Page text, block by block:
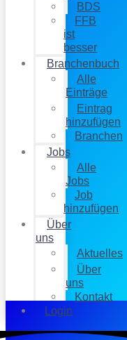
BDS
FFB
ist
besser
Branchenbuch
Alle
Einträge
Eintrag
hinzufügen
Branchen
Jobs
Alle
Jobs
Job
hinzufügen
Über
uns
Aktuelles
Über
uns
Kontakt
Login